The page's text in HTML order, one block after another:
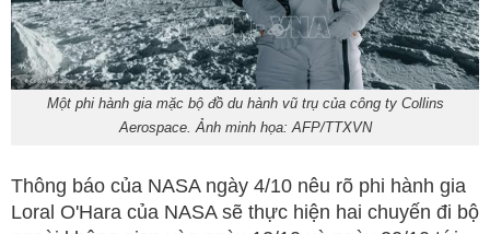
Một phi hành gia mặc bộ đồ du hành vũ trụ của công ty Collins
Aerospace. Ảnh minh họa: AFP/TTXVN
Thông báo của NASA ngày 4/10 nêu rõ phi hành gia
Loral O'Hara của NASA sẽ thực hiện hai chuyến đi bộ